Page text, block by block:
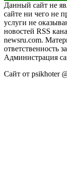
Данный сайт не
сайте ни чего не
услуги не
новостей RSS
newsru.com.
ответственность
Администрация
Сайт от psikhoter